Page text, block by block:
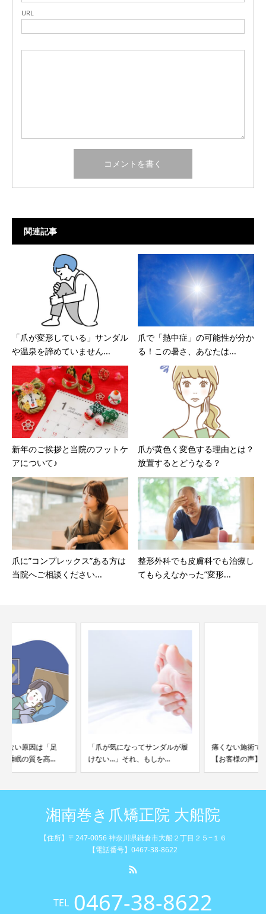
URL
関連記事
「爪が変形している」サンダル
や温泉を諦めていません...
爪で「熱中症」の可能性が分か
る！この暑さ、あなたは...
新年のご挨拶と当院のフットケ
アについて♪
爪が黄色く変色する理由とは？
放置するとどうなる？
爪に”コンプレックス”ある方は
当院へご相談ください...
整形外科でも皮膚科でも治療し
てもらえなかった”変形...
「爪が気になってサンダルが履
けない…」それ、もしか...
痛くない施術で良かったです
【お客様の声】
湘南巻き爪矯正院 大船院
【住所】〒247-0056 神奈川県鎌倉市大船２丁目２５−１６
【電話番号】0467-38-8622
TEL 0467-38-8622